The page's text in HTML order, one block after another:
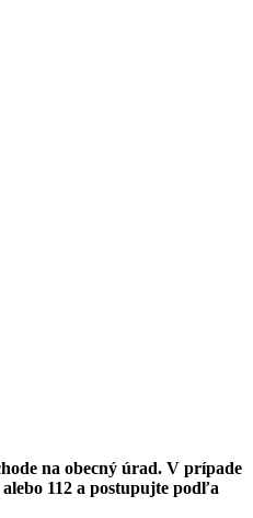
na obecný úrad. V prípade
112 a postupujte podľa